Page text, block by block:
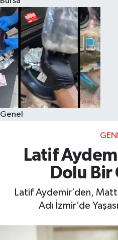
Genel
Latif
Dolu
Latif Aydemir’den,
Adı İzmir’de
Eğitim
Sağlık
Dünya
Magazin
Kültür & Sanat
Teknoloji
Bilim
Genel